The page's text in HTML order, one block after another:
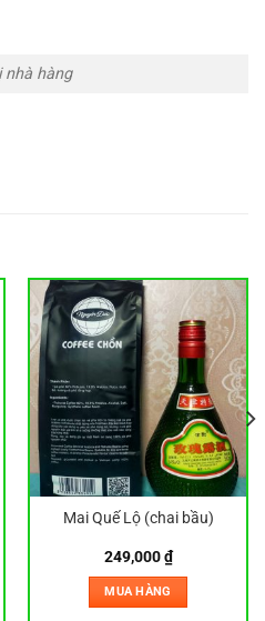
nhà hàng
Mai Quế Lộ (chai bầu)
249,000₫
MUA HÀNG